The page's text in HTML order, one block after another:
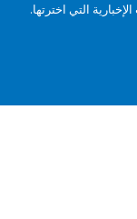
التي اخترتها.